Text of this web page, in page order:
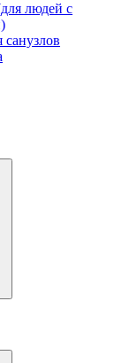
людей с